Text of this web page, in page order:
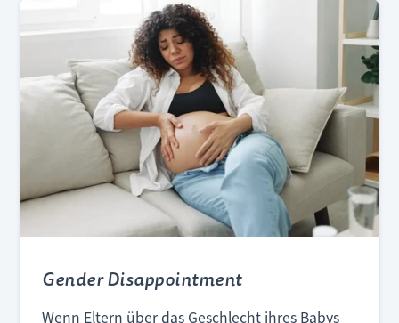
Gender Disappointment
Wenn Eltern über das Geschlecht ihres Babys